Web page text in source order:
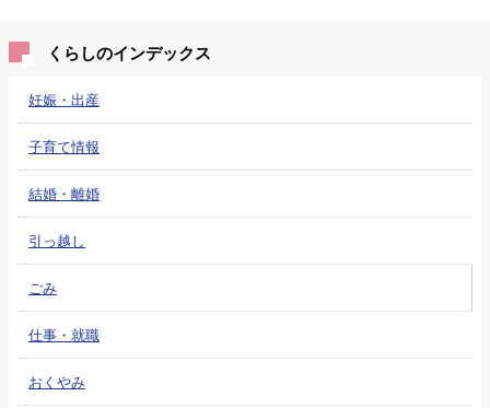
くらしのインデックス
妊娠・出産
子育て情報
結婚・離婚
引っ越し
ごみ
仕事・就職
おくやみ